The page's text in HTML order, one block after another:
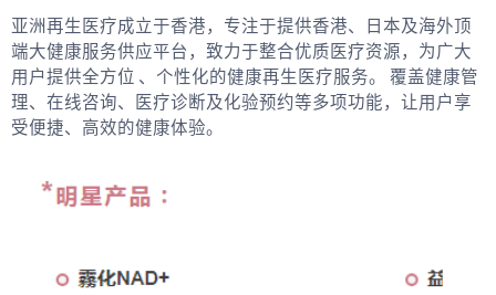
亚洲再生医疗成立于香港，专注于提供香港、日本及海外顶
端大健康服务供应平台，致力于整合优质医疗资源，为广大
用户提供全方位 、个性化的健康再生医疗服务。 覆盖健康管
理、在线咨询、医疗诊断及化验预约等多项功能，让用户享
受便捷、高效的健康体验。